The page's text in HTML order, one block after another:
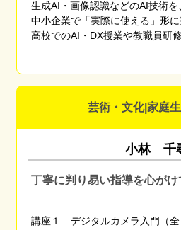
生成AI・画像認識などのAI技術を
中小企業で「実際に使える」形に
高校でのAI・DX授業や教職員研
学官連携プロジェクトに従事。
芸術・文化|家庭
小林 千
丁寧に判り易い指導を心がけ
講座１ デジタルカメラ入門（